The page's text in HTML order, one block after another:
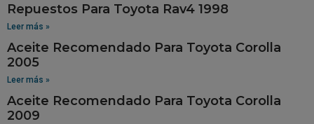
Repuestos Para Toyota Rav4 1998
Leer más »
Aceite Recomendado Para Toyota Corolla
2005
Leer más »
Aceite Recomendado Para Toyota Corolla
2009